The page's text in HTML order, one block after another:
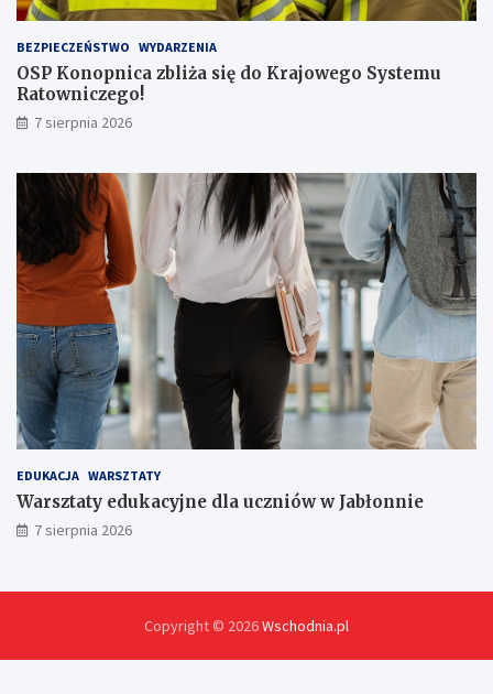
a
a
ż
e
r
!
BEZPIECZEŃSTWO WYDARZENIA
OSP Konopnica zbliża się do Krajowego Systemu
Ratowniczego!
7 sierpnia 2026
EDUKACJA WARSZTATY
Warsztaty edukacyjne dla uczniów w Jabłonnie
7 sierpnia 2026
Copyright © 2026Wschodnia.pl